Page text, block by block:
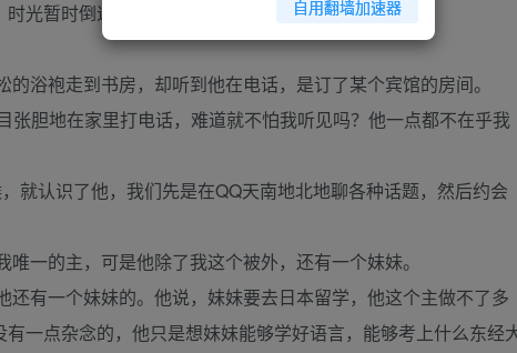
光暂时倒退到一个星期前。
浴袍走到书房，却听到他在电话，是订了某个宾馆的房间。
张胆地在家里打电话，难道就不怕我听见吗？他一点都不在乎我
就认识了他，我们先是在QQ天南地北地聊各种话题，然后约会
一的主，可是他除了我这个被外，还有一个妹妹。
有一个妹妹的。他说，妹妹要去日本留学，他这个主做不了多
一点杂念的，他只是想妹妹能够学好语言，能够考上什么东经
自用翻墙加速器